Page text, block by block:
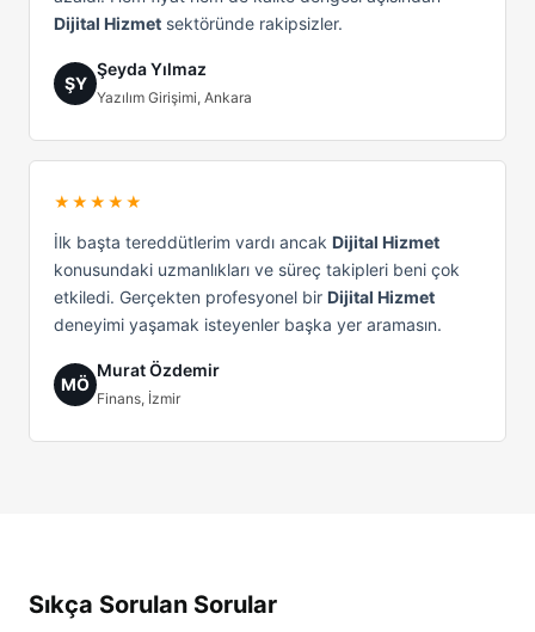
Dijital Hizmet sektöründe rakipsizler.
ŞY
Şeyda Yılmaz
Yazılım Girişimi, Ankara
★★★★★
İlk başta tereddütlerim vardı ancak Dijital Hizmet
konusundaki uzmanlıkları ve süreç takipleri beni çok
etkiledi. Gerçekten profesyonel bir Dijital Hizmet
deneyimi yaşamak isteyenler başka yer aramasın.
MÖ
Murat Özdemir
Finans, İzmir
Sıkça Sorulan Sorular